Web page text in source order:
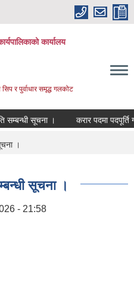
कार्यालय
र पुर्वाधार समृद्ध गलकोट
सम्बन्धी सूचना । करार पदमा पदपूर्ति
।
सूचना ।
- 21:58